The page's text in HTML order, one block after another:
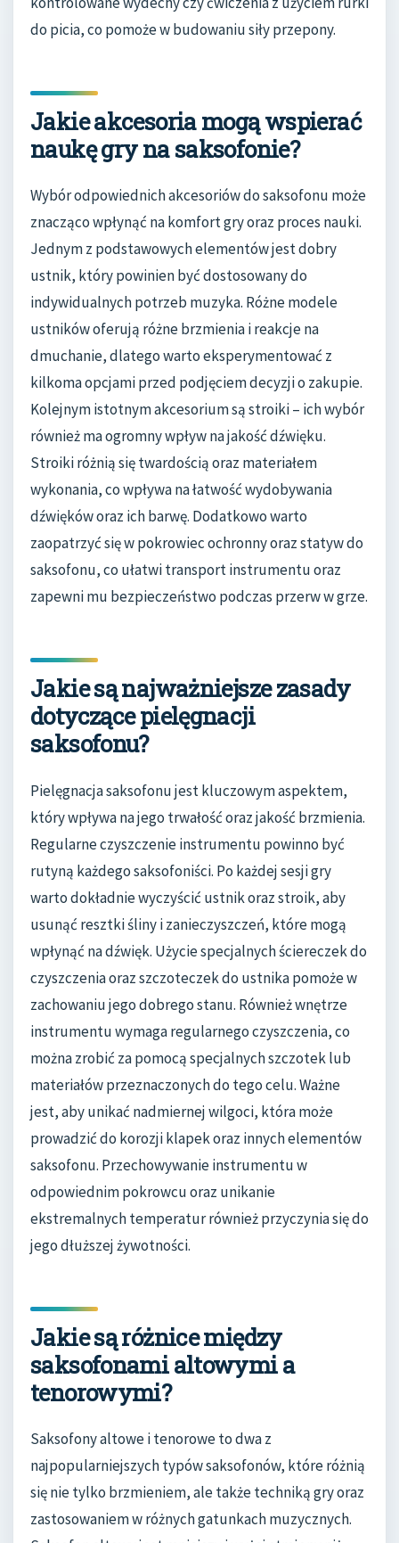
do picia, co pomoże w budowaniu siły przepony.
Jakie akcesoria mogą wspierać
naukę gry na saksofonie?
Wybór odpowiednich akcesoriów do saksofonu może
znacząco wpłynąć na komfort gry oraz proces nauki.
Jednym z podstawowych elementów jest dobry
ustnik, który powinien być dostosowany do
indywidualnych potrzeb muzyka. Różne modele
ustników oferują różne brzmienia i reakcje na
dmuchanie, dlatego warto eksperymentować z
kilkoma opcjami przed podjęciem decyzji o zakupie.
Kolejnym istotnym akcesorium są stroiki – ich wybór
również ma ogromny wpływ na jakość dźwięku.
Stroiki różnią się twardością oraz materiałem
wykonania, co wpływa na łatwość wydobywania
dźwięków oraz ich barwę. Dodatkowo warto
zaopatrzyć się w pokrowiec ochronny oraz statyw do
saksofonu, co ułatwi transport instrumentu oraz
zapewni mu bezpieczeństwo podczas przerw w grze.
Jakie są najważniejsze zasady
dotyczące pielęgnacji
saksofonu?
Pielęgnacja saksofonu jest kluczowym aspektem,
który wpływa na jego trwałość oraz jakość brzmienia.
Regularne czyszczenie instrumentu powinno być
rutyną każdego saksofoniści. Po każdej sesji gry
warto dokładnie wyczyścić ustnik oraz stroik, aby
usunąć resztki śliny i zanieczyszczeń, które mogą
wpłynąć na dźwięk. Użycie specjalnych ściereczek do
czyszczenia oraz szczoteczek do ustnika pomoże w
zachowaniu jego dobrego stanu. Również wnętrze
instrumentu wymaga regularnego czyszczenia, co
można zrobić za pomocą specjalnych szczotek lub
materiałów przeznaczonych do tego celu. Ważne
jest, aby unikać nadmiernej wilgoci, która może
prowadzić do korozji klapek oraz innych elementów
saksofonu. Przechowywanie instrumentu w
odpowiednim pokrowcu oraz unikanie
ekstremalnych temperatur również przyczynia się do
jego dłuższej żywotności.
Jakie są różnice między
saksofonami altowymi a
tenorowymi?
Saksofony altowe i tenorowe to dwa z
najpopularniejszych typów saksofonów, które różnią
się nie tylko brzmieniem, ale także techniką gry oraz
zastosowaniem w różnych gatunkach muzycznych.